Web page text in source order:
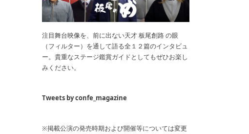
注目舞台映像を、前に出ない天才 板尾創路 の眼
（フィルター）を通して語る全１２篇のインタビュ
ー。貴重なステージ鑑賞ガイドとしてもぜひお楽し
みください。
Tweets by confe_magazine
※掲載公演の発売時期および開催等については変更